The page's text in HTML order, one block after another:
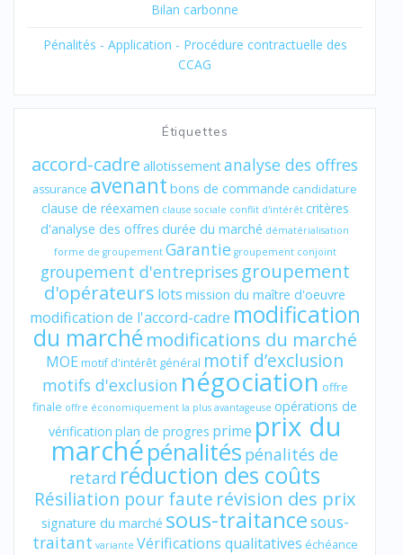
Bilan carbonne
Pénalités - Application - Procédure contractuelle des
CCAG
Étiquettes
accord-cadre allotissementanalyse des offres
assurance avenant bons de commande candidature
clause de réexamen clause sociale conflit d'intérêt critères
d'analyse des offres durée du marché dématérialisation
forme de groupement Garantie groupement conjoint
groupement d'entreprises groupement
d'opérateurs lots mission du maître d'oeuvre
modification de l'accord-cadre modification
du marché modifications du marché
MOE motif d'intérêt général motif d’exclusion
motifs d'exclusion négociation offre
finale offre économiquement la plus avantageuse opérations de
vérification plan de progres prime prix du
marchépénalités pénalités de
retard réduction des coûts
Résiliation pour faute révision des prix
signature du marché sous-traitancesous-
traitant variante Vérifications qualitatives échéance